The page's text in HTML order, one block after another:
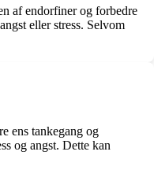
af endorfiner og forbedre
eller stress. Selvom
ens tankegang og
og angst. Dette kan